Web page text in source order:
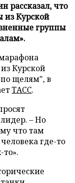
рассказал, что
из Курской
группы
Курской
щелям", в
ТАСС.
– Но
что там
где-то
то».